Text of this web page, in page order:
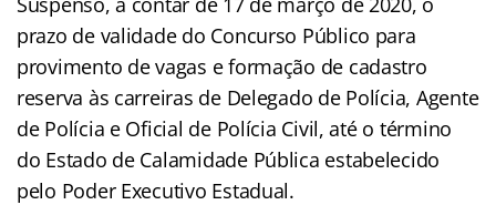
prazo de validade do Concurso Público para
provimento de vagas e formação de cadastro
reserva às carreiras de Delegado de Polícia, Agente
de Polícia e Oficial de Polícia Civil, até o término
do Estado de Calamidade Pública estabelecido
pelo Poder Executivo Estadual.